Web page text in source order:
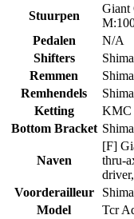
Stuurpen
Giant
Pedalen
N/A
Shifters
Remmen
Remhendels
Ketting
KMC
Bottom Bracket
Naven
[F]
thru-
Voorderailleur
Model
Tcr